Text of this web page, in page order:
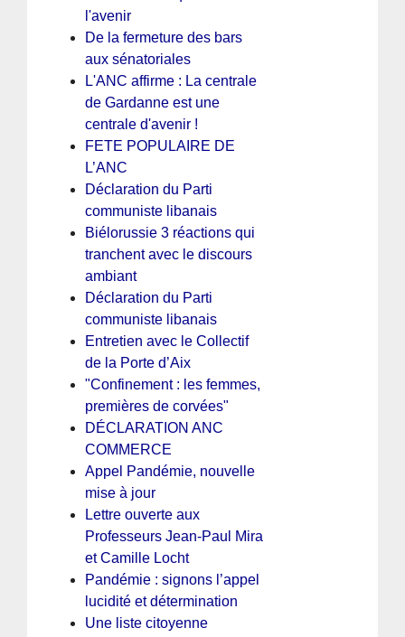
l'avenir
De la fermeture des bars
aux sénatoriales
L'ANC affirme : La centrale
de Gardanne est une
centrale d'avenir !
FETE POPULAIRE DE
L’ANC
Déclaration du Parti
communiste libanais
Biélorussie 3 réactions qui
tranchent avec le discours
ambiant
Déclaration du Parti
communiste libanais
Entretien avec le Collectif
de la Porte d’Aix
"Confinement : les femmes,
premières de corvées"
DÉCLARATION ANC
COMMERCE
Appel Pandémie, nouvelle
mise à jour
Lettre ouverte aux
Professeurs Jean-Paul Mira
et Camille Locht
Pandémie : signons l’appel
lucidité et détermination
Une liste citoyenne